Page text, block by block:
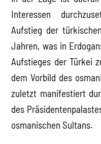
Interessen
Aufstieg der
Jahren, was in
Aufstieges der Türkei
dem Vorbild des
zuletzt manifestiert
des
osmanischen Sultans.